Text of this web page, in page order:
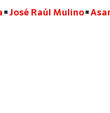
José Raúl Mulino